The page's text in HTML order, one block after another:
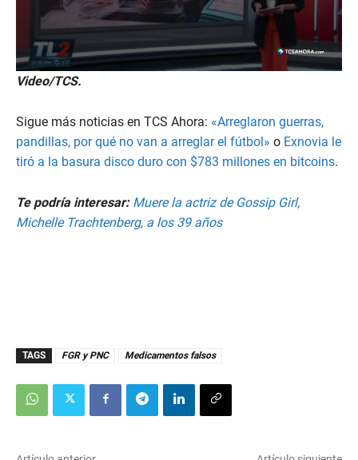
0
s
c
o
n
d
s
3
3
s
Video/TCS.
Sigue más noticias en TCS Ahora: «Arreglaron guerras,
pandillas, por qué no van a arreglar el fútbol» o Exnovia le
tiró a la basura disco duro con $783 millones en bitcoins.
Te podría interesar: Muere la actriz de Gossip Girl,
Michelle Trachtenberg, a los 39 años
TAGS FGR y PNC Medicamentos falsos